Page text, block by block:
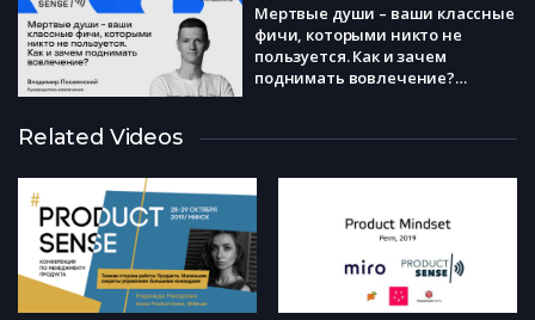
Мертвые души – ваши классные
фичи, которыми никто не
пользуется. Как и зачем
поднимать вовлечение?
операционная модель (Мария
Как ТОП-менеджменту
прокачать себя и продактов
(Дмитрий Кустов)
Related Videos